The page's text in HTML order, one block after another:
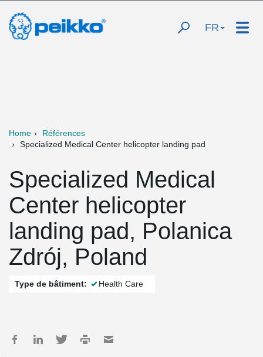
FR
Home
Références
Specialized Medical Center helicopter landing pad
Specialized Medical
Center helicopter
landing pad, Polanica
Zdrój, Poland
Type de bâtiment: Health Care